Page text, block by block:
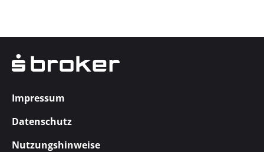
Impressum
Datenschutz
Nutzungshinweise